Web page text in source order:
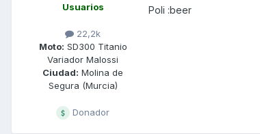
Usuarios
22,2k
Moto: SD300 Titanio
Variador Malossi
Ciudad: Molina de
Segura (Murcia)
Donador
Poli :beer